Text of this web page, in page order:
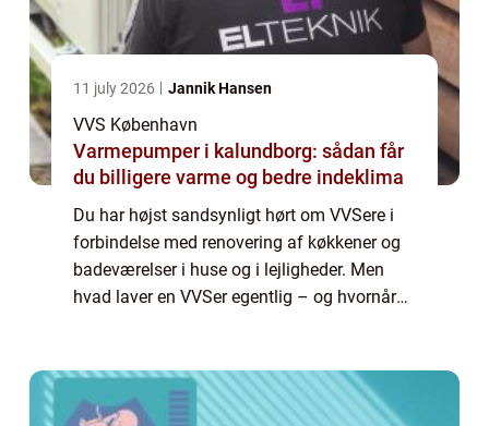
11 july 2026 Jannik Hansen
VVS København
Varmepumper i kalundborg: sådan får
du billigere varme og bedre indeklima
Du har højst sandsynligt hørt om VVSere i
forbindelse med renovering af køkkener og
badeværelser i huse og i lejligheder. Men
hvad laver en VVSer egentlig – og hvornår